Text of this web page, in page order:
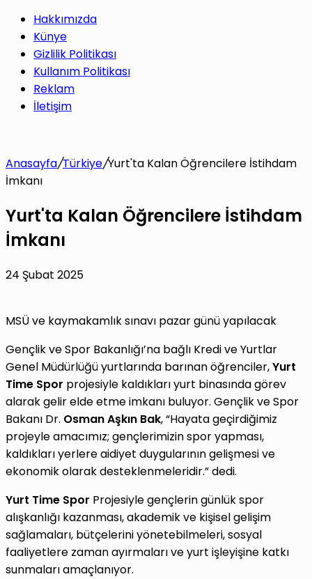
Hakkımızda
Künye
Gizlilik Politikası
Kullanım Politikası
Reklam
İletişim
Anasayfa/Türkiye/Yurt'ta Kalan Öğrencilere İstihdam
İmkanı
Yurt'ta Kalan Öğrencilere İstihdam
İmkanı
24 Şubat 2025
MSÜ ve kaymakamlık sınavı pazar günü yapılacak
Gençlik ve Spor Bakanlığı’na bağlı Kredi ve Yurtlar
Genel Müdürlüğü yurtlarında barınan öğrenciler,Yurt
Time Spor projesiyle kaldıkları yurt binasında görev
alarak gelir elde etme imkanı buluyor. Gençlik ve Spor
Bakanı Dr. Osman Aşkın Bak, “Hayata geçirdiğimiz
projeyle amacımız; gençlerimizin spor yapması,
kaldıkları yerlere aidiyet duygularının gelişmesi ve
ekonomik olarak desteklenmeleridir.” dedi.
Yurt Time Spor Projesiyle gençlerin günlük spor
alışkanlığı kazanması, akademik ve kişisel gelişim
sağlamaları, bütçelerini yönetebilmeleri, sosyal
faaliyetlere zaman ayırmaları ve yurt işleyişine katkı
sunmaları amaçlanıyor.